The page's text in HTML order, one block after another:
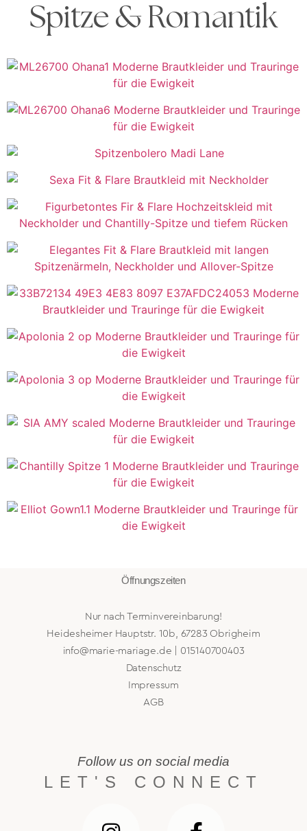
Spitze & Romantik
Öffnungszeiten
Nur nach Terminvereinbarung!
Heidesheimer Hauptstr. 10b, 67283 Obrigheim
info@marie-mariage.de | 015140700403
Datenschutz
Impressum
AGB
Follow us on social media
LET'S CONNECT